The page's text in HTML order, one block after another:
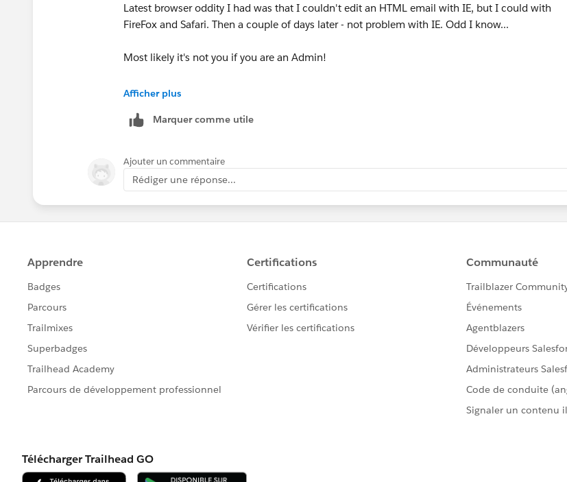
Latest browser oddity I had was that I couldn't edit an HTML email with IE, but I could with
FireFox and Safari. Then a couple of days later - not problem with IE. Odd I know...
Most likely it's not you if you are an Admin!
Hope that helps!
http://www.shellblack.com/salesforce/
Afficher plus
Marquer comme utile
Ajouter un commentaire
Rédiger une réponse...